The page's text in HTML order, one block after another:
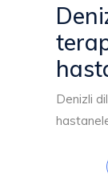
Denizli